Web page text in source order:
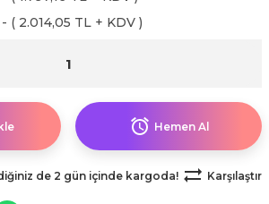
( 2.014,05 TL + KDV )
Hemen Al
de 2 gün içinde kargoda! Karşılaştır